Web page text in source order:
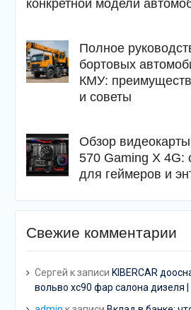
конкретной модели
Полное
бортовых
КМУ:
и советы
Обзор
570 Gaming X 4G:
для геймеров и
Свежие комментарии
Сергей к записи KIBERCAR
вольво хс90 фар салона дизеля |